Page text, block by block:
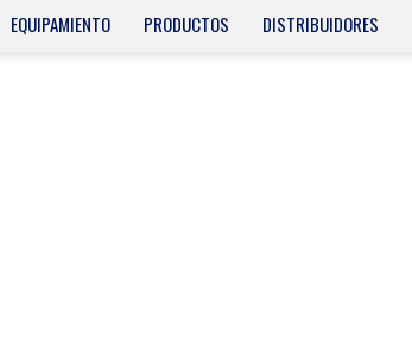
EQUIPAMIENTO PRODUCTOS DISTRIBUIDORES